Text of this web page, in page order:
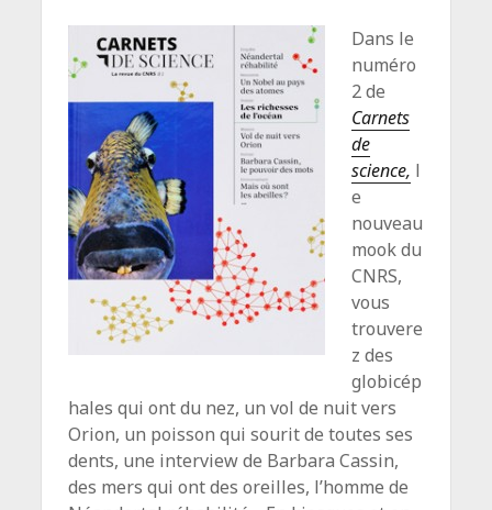
Dans le
numéro
2 de
Carnets
de
science, l
e
nouveau
mook du
CNRS,
vous
trouvere
z des
globicép
hales qui ont du nez, un vol de nuit vers
Orion, un poisson qui sourit de toutes ses
dents, une interview de Barbara Cassin,
des mers qui ont des oreilles, l’homme de